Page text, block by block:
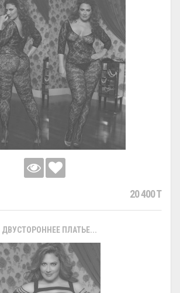
20 400 T
ДВУСТОРОННЕЕ ПЛАТЬЕ...